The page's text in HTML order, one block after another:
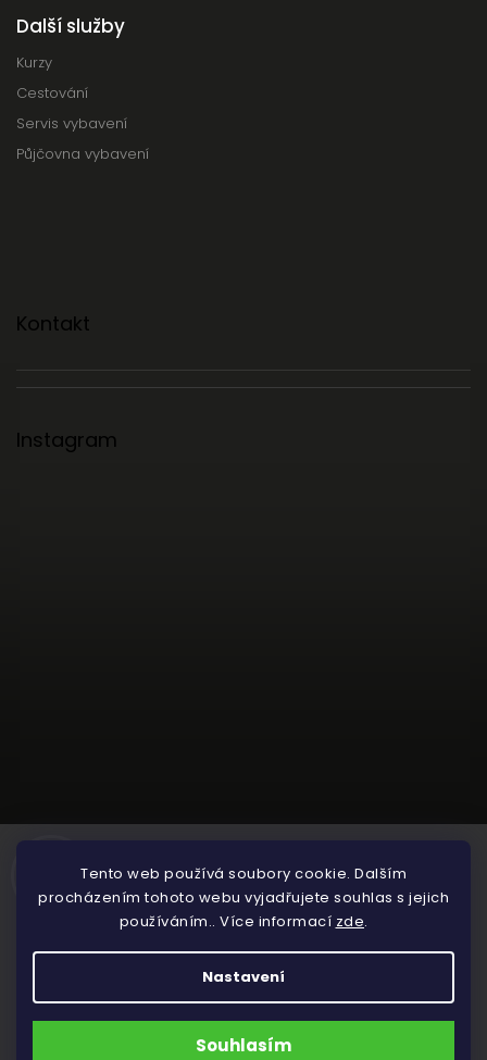
Tento web používá soubory cookie. Dalším
procházením tohoto webu vyjadřujete souhlas s jejich
používáním.. Více informací zde.
Nastavení
Souhlasím
Další služby
Kurzy
Cestování
Servis vybavení
Půjčovna vybavení
Kontakt
Instagram
Sledovat na Instagramu
+
4
2
0
6
F
a
c
e
b
s
t
i
v